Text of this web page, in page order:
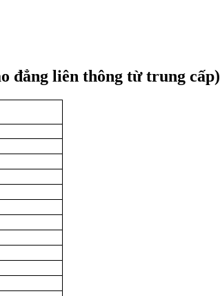
đẳng liên thông từ trung cấp)